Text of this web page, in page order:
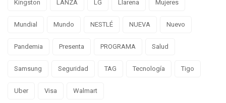
Kingston LANZA LG Llarena Mujeres
Mundial Mundo NESTLÉ NUEVA Nuevo
Pandemia Presenta PROGRAMA Salud
Samsung Seguridad TAG Tecnología Tigo
Uber Visa Walmart